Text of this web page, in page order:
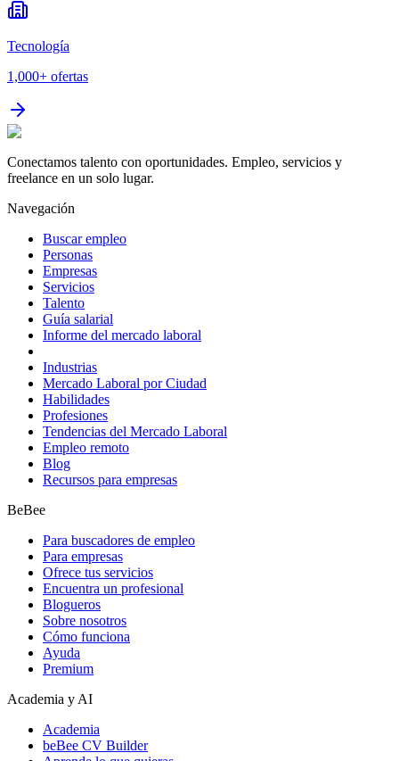
Tecnología
1,000+ ofertas
Conectamos talento con oportunidades. Empleo, servicios y
freelance en un solo lugar.
Navegación
Buscar empleo
Personas
Empresas
Servicios
Talento
Guía salarial
Informe del mercado laboral
Industrias
Mercado Laboral por Ciudad
Habilidades
Profesiones
Tendencias del Mercado Laboral
Empleo remoto
Blog
Recursos para empresas
BeBee
Para buscadores de empleo
Para empresas
Ofrece tus servicios
Encuentra un profesional
Blogueros
Sobre nosotros
Cómo funciona
Ayuda
Premium
Academia y AI
Academia
beBee CV Builder